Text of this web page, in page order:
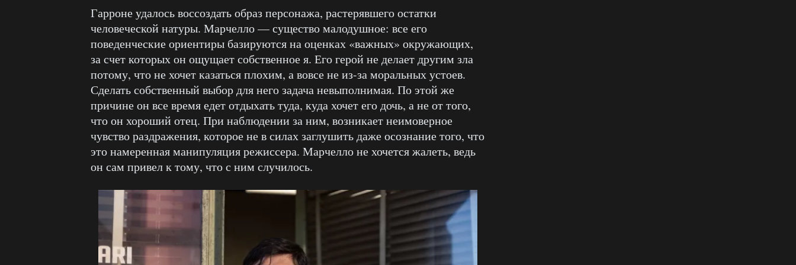
Гарроне удалось воссоздать образ персонажа, растерявшего остатки
человеческой натуры. Марчелло — существо малодушное: все его
поведенческие ориентиры базируются на оценках «важных» окружающих,
за счет которых он ощущает собственное я. Его герой не делает другим зла
потому, что не хочет казаться плохим, а вовсе не из-за моральных устоев.
Сделать собственный выбор для него задача невыполнимая. По этой же
причине он все время едет отдыхать туда, куда хочет его дочь, а не от того,
что он хороший отец. При наблюдении за ним, возникает неимоверное
чувство раздражения, которое не в силах заглушить даже осознание того, что
это намеренная манипуляция режиссера. Марчелло не хочется жалеть, ведь
он сам привел к тому, что с ним случилось.